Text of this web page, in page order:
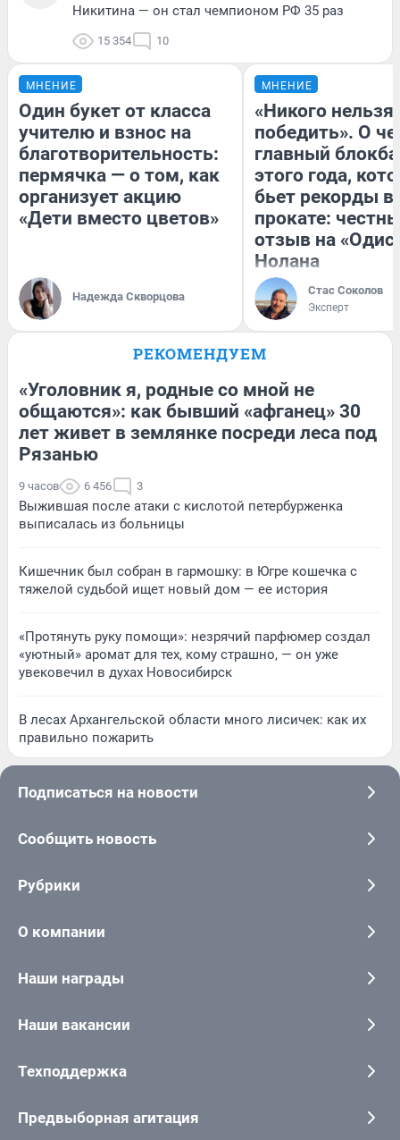
Никитина — он стал чемпионом РФ 35 раз
15 354 10
МНЕНИЕ
Один букет от класса
учителю и взнос на
благотворительность:
пермячка — о том, как
организует акцию
«Дети вместо цветов»
Надежда Скворцова
МНЕНИЕ
«Никого нельзя
победить». О
главный
этого года,
бьет рекорды в
прокате:
отзыв на
Нолана
Стас Соколов
Эксперт
РЕКОМЕНДУЕМ
«Уголовник я, родные со мной не
общаются»: как бывший «афганец» 30
лет живет в землянке посреди леса под
Рязанью
9 часов 6 456 3
Выжившая после атаки с кислотой петербурженка
выписалась из больницы
Кишечник был собран в гармошку: в Югре кошечка с
тяжелой судьбой ищет новый дом — ее история
«Протянуть руку помощи»: незрячий парфюмер создал
«уютный» аромат для тех, кому страшно, — он уже
увековечил в духах Новосибирск
В лесах Архангельской области много лисичек: как их
правильно пожарить
Подписаться на новости
Сообщить новость
Рубрики
О компании
Наши награды
Наши вакансии
Техподдержка
Предвыборная агитация